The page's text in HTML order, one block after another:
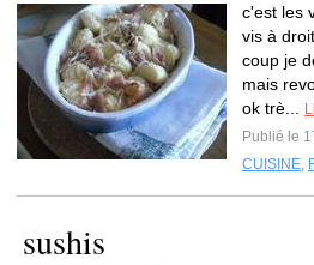
c'est les
vis à
coup je
mais
ok trè...
Publié le
CUISINE,
sushis